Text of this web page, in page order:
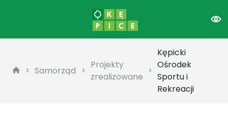
Samorząd
Projekty
zrealizowane
Kępicki
Ośrodek
Sportu i
Rekreacji